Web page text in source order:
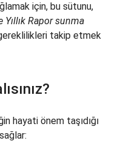
için, bu sütunu,
Rapor sunma
takip etmek
hayati önem taşıdığı